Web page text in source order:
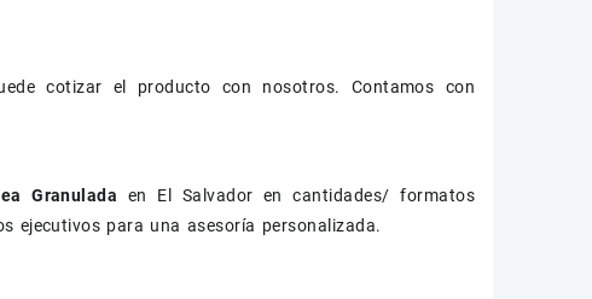
cotizar el producto con nosotros. Contamos con
Granulada en El Salvador en cantidades/ formatos
ejecutivos para una asesoría personalizada.